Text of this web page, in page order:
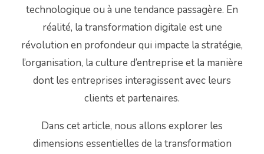
technologique ou à une tendance passagère. En
réalité, la transformation digitale est une
révolution en profondeur qui impacte la stratégie,
l’organisation, la culture d’entreprise et la manière
dont les entreprises interagissent avec leurs
clients et partenaires.
Dans cet article, nous allons explorer les
dimensions essentielles de la transformation